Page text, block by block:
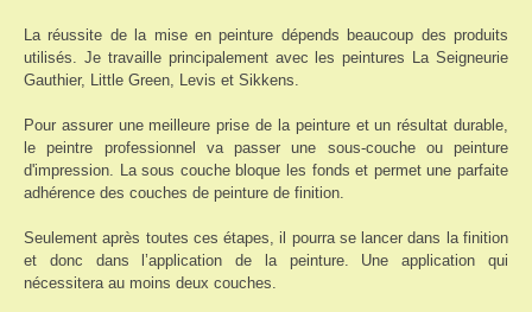
La réussite de la mise en peinture dépends beaucoup des produits
utilisés. Je travaille principalement avec les peintures La Seigneurie
Gauthier, Little Green, Levis et Sikkens.
Pour assurer une meilleure prise de la peinture et un résultat durable,
le peintre professionnel va passer une sous-couche ou peinture
d'impression. La sous couche bloque les fonds et permet une parfaite
adhérence des couches de peinture de finition.
Seulement après toutes ces étapes, il pourra se lancer dans la finition
et donc dans l’application de la peinture. Une application qui
nécessitera au moins deux couches.